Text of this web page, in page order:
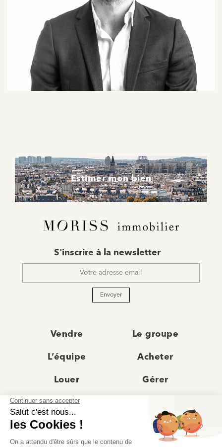
Estimer mon bien
mail
S'inscrire à la newsletter
Envoyer
Vendre Le groupe
L’équipe Acheter
Louer Gérer
Actualités
Recrutement Avis clients